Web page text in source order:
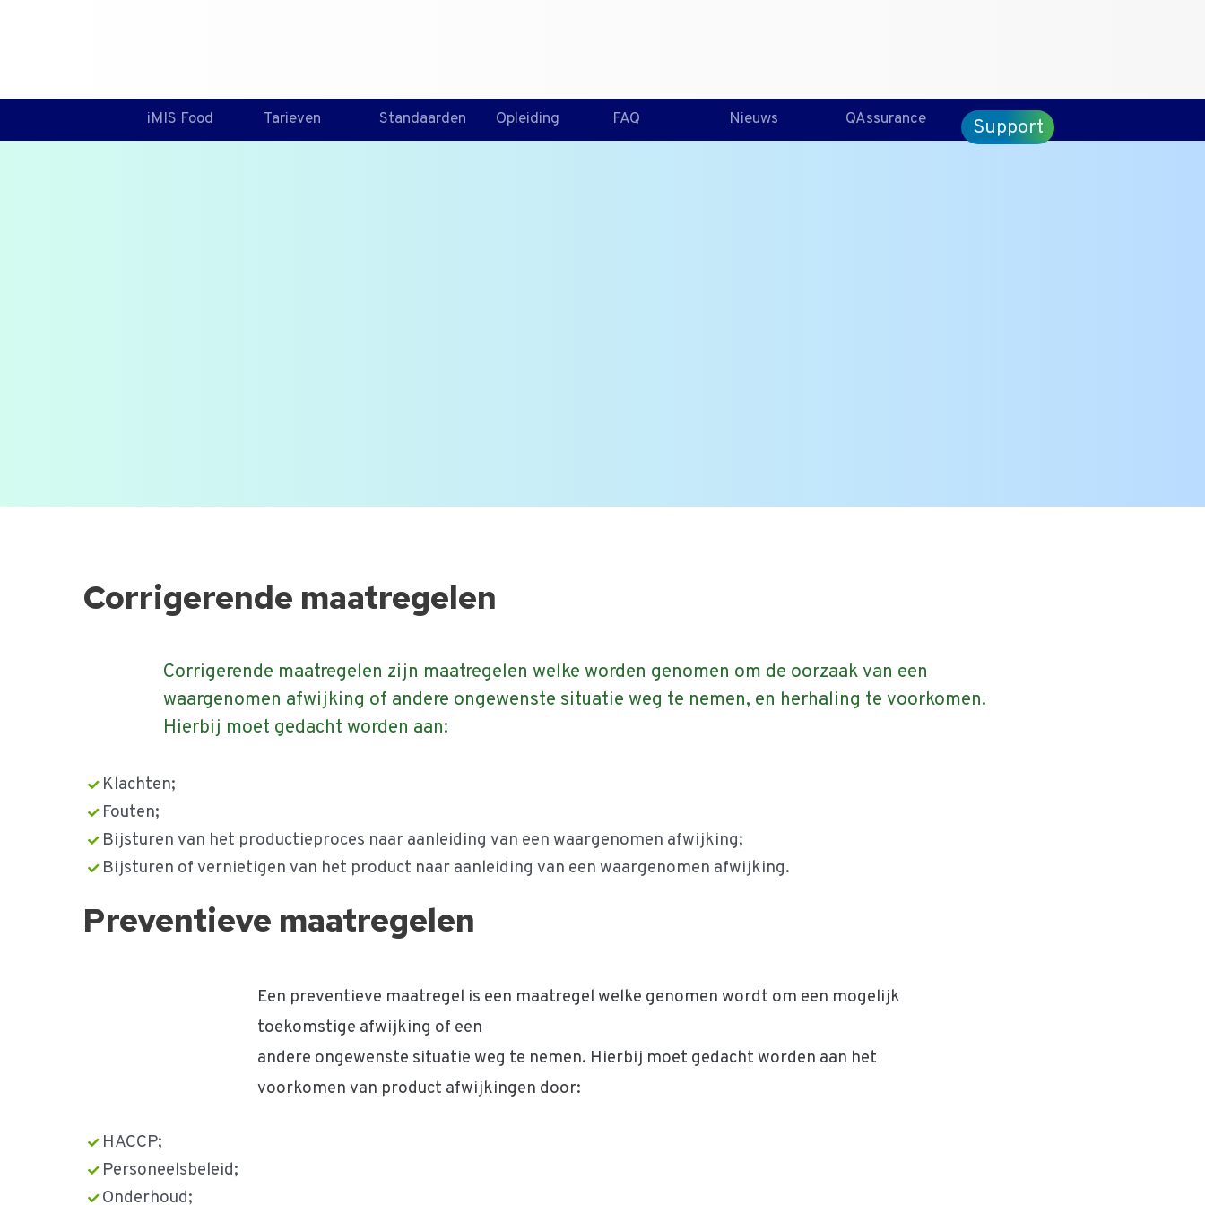
iMIS Food Tarieven Standaarden Opleiding FAQ Nieuws QAssurance Support
Corrigerende maatregelen
Corrigerende maatregelen zijn maatregelen welke worden genomen om de oorzaak van een
waargenomen afwijking of andere ongewenste situatie weg te nemen, en herhaling te voorkomen.
Hierbij moet gedacht worden aan:
Klachten;
Fouten;
Bijsturen van het productieproces naar aanleiding van een waargenomen afwijking;
Bijsturen of vernietigen van het product naar aanleiding van een waargenomen afwijking.
Preventieve maatregelen
Een preventieve maatregel is een maatregel welke genomen wordt om een mogelijk
toekomstige afwijking of een
andere ongewenste situatie weg te nemen. Hierbij moet gedacht worden aan het
voorkomen van product afwijkingen door:
HACCP;
Personeelsbeleid;
Onderhoud;